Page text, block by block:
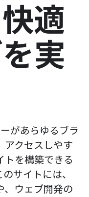
適
実
があらゆるブラ
アクセスしやす
トを構築できる
サイトには、
、ウェブ開発の